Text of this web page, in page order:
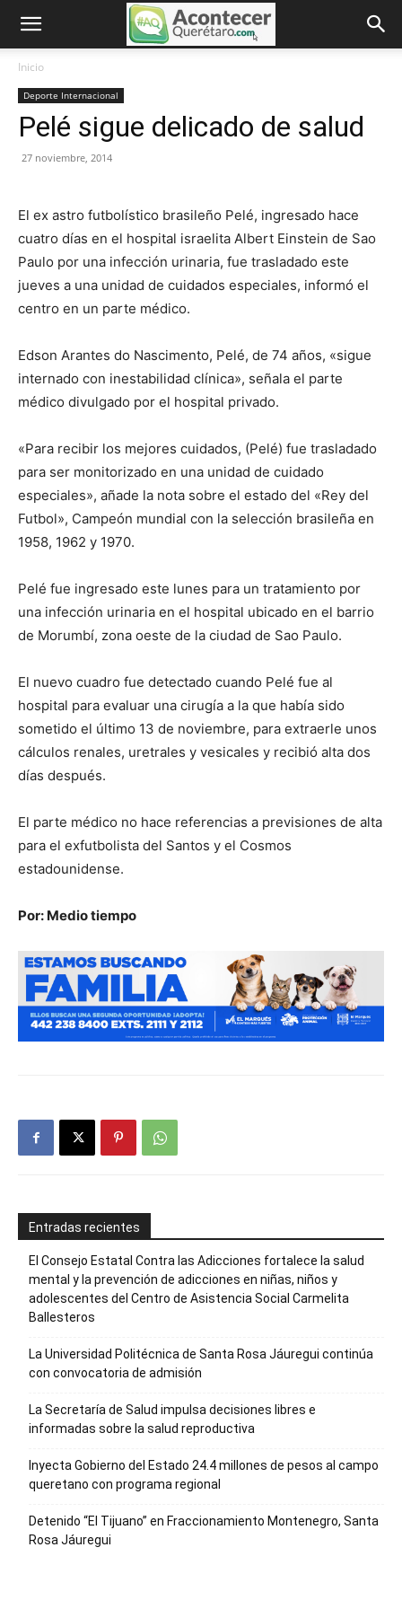
Inicio
Deporte Internacional
Pelé sigue delicado de salud
27 noviembre, 2014
El ex astro futbolístico brasileño Pelé, ingresado hace
cuatro días en el hospital israelita Albert Einstein de Sao
Paulo por una infección urinaria, fue trasladado este
jueves a una unidad de cuidados especiales, informó el
centro en un parte médico.
Edson Arantes do Nascimento, Pelé, de 74 años, «sigue
internado con inestabilidad clínica», señala el parte
médico divulgado por el hospital privado.
«Para recibir los mejores cuidados, (Pelé) fue trasladado
para ser monitorizado en una unidad de cuidado
especiales», añade la nota sobre el estado del «Rey del
Futbol», Campeón mundial con la selección brasileña en
1958, 1962 y 1970.
Pelé fue ingresado este lunes para un tratamiento por
una infección urinaria en el hospital ubicado en el barrio
de Morumbí, zona oeste de la ciudad de Sao Paulo.
El nuevo cuadro fue detectado cuando Pelé fue al
hospital para evaluar una cirugía a la que había sido
sometido el último 13 de noviembre, para extraerle unos
cálculos renales, uretrales y vesicales y recibió alta dos
días después.
El parte médico no hace referencias a previsiones de alta
para el exfutbolista del Santos y el Cosmos
estadounidense.
Por: Medio tiempo
Entradas recientes
El Consejo Estatal Contra las Adicciones fortalece la salud
mental y la prevención de adicciones en niñas, niños y
adolescentes del Centro de Asistencia Social Carmelita
Ballesteros
La Universidad Politécnica de Santa Rosa Jáuregui continúa
con convocatoria de admisión
La Secretaría de Salud impulsa decisiones libres e
informadas sobre la salud reproductiva
Inyecta Gobierno del Estado 24.4 millones de pesos al campo
queretano con programa regional
Detenido “El Tijuano” en Fraccionamiento Montenegro, Santa
Rosa Jáuregui